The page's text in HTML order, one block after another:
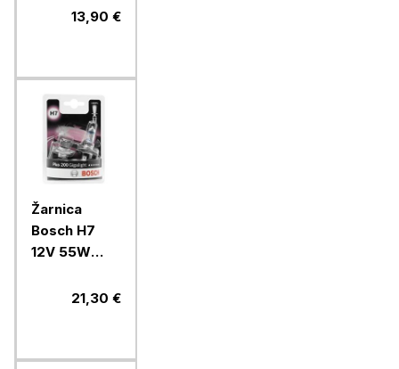
Power13,90 €
Žarnica
Bosch H7
12V 55W
Plus 200, 2/1
21,30 €